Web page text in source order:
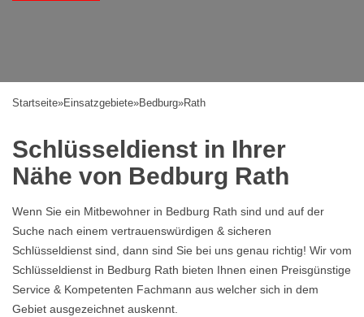
Startseite»Einsatzgebiete»Bedburg»Rath
Schlüsseldienst in Ihrer
Nähe von Bedburg Rath
Wenn Sie ein Mitbewohner in Bedburg Rath sind und auf der
Suche nach einem vertrauenswürdigen & sicheren
Schlüsseldienst sind, dann sind Sie bei uns genau richtig! Wir vom
Schlüsseldienst in Bedburg Rath bieten Ihnen einen Preisgünstige
Service & Kompetenten Fachmann aus welcher sich in dem
Gebiet ausgezeichnet auskennt.